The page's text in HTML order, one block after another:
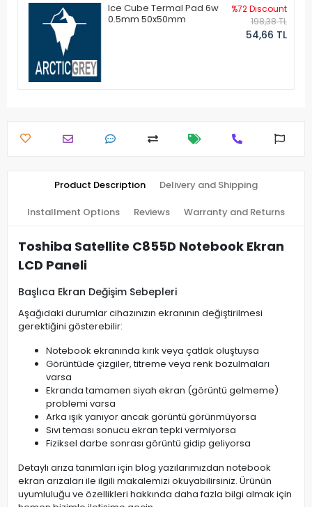
Ice Cube Termal Pad 6w
0.5mm 50x50mm
%72 Discount
198,38 TL
54,66 TL
Product Description Delivery and Shipping
Installment Options Reviews Warranty and Returns
Toshiba Satellite C855D Notebook Ekran
LCD Paneli
Başlıca Ekran Değişim Sebepleri
Aşağıdaki durumlar cihazınızın ekranının değiştirilmesi
gerektiğini gösterebilir:
Notebook ekranında kırık veya çatlak oluştuysa
Görüntüde çizgiler, titreme veya renk bozulmaları
varsa
Ekranda tamamen siyah ekran (görüntü gelmeme)
problemi varsa
Arka ışık yanıyor ancak görüntü görünmüyorsa
Sıvı teması sonucu ekran tepki vermiyorsa
Fiziksel darbe sonrası görüntü gidip geliyorsa
Detaylı arıza tanımları için blog yazılarımızdan notebook
ekran arızaları ile ilgili makalemizi okuyabilirsiniz. Ürünün
uyumluluğu ve özellikleri hakkında daha fazla bilgi almak için